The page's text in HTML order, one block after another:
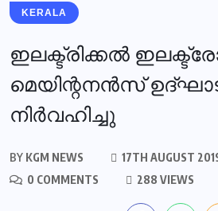
KERALA
ഇലക്ട്രിക്കൽ
മെയിന്റനൻസ്
നിർവഹിച്ചു
BY KGM NEWS
17TH AUGUST
0 COMMENTS
288 VIEWS